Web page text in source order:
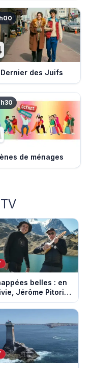
Dernier des Juifs
de ménages
belles : en
Jérôme Pitorin
un pays où
sommet se